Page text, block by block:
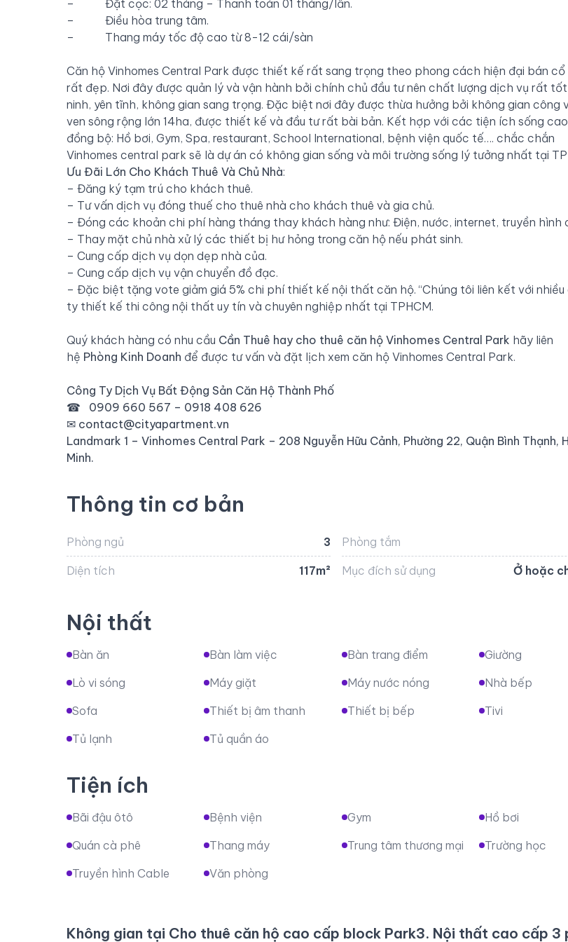
– Đặt cọc: 02 tháng – Thanh toán 01 tháng/lần.
– Điều hòa trung tâm.
– Thang máy tốc độ cao từ 8-12 cái/sàn
Căn hộ Vinhomes Central Park được thiết kế rất sang trọng theo phong cách hiện đại bán cổ
rất đẹp. Nơi đây được quản lý và vận hành bởi chính chủ đầu tư nên chất lượng dịch vụ rất
ninh, yên tĩnh, không gian sang trọng. Đặc biệt nơi đây được thừa hưởng bởi không gian công
ven sông rộng lớn 14ha, được thiết kế và đầu tư rất bài bản. Kết hợp với các tiện ích sống
đồng bộ: Hồ bơi, Gym, Spa, restaurant, School International, bệnh viện quốc tế…. chắc chắn
Vinhomes central park sẽ là dự án có không gian sống và môi trường sống lý tưởng nhất tại
Ưu Đãi Lớn Cho Khách Thuê Và Chủ Nhà:
– Đăng ký tạm trú cho khách thuê.
– Tư vấn dịch vụ đóng thuế cho thuê nhà cho khách thuê và gia chủ.
– Đóng các khoản chi phí hàng tháng thay khách hàng như: Điện, nước, internet, truyền hình
– Thay mặt chủ nhà xử lý các thiết bị hư hỏng trong căn hộ nếu phát sinh.
– Cung cấp dịch vụ dọn dẹp nhà của.
– Cung cấp dịch vụ vận chuyển đồ đạc.
– Đặc biệt tặng vote giảm giá 5% chi phí thiết kế nội thất căn hộ. “Chúng tôi liên kết với nhiều
ty thiết kế thi công nội thất uy tín và chuyên nghiệp nhất tại TPHCM.
Quý khách hàng có nhu cầu Cần Thuê hay cho thuê căn hộ Vinhomes Central Park hãy liên
hệ Phòng Kinh Doanh để được tư vấn và đặt lịch xem căn hộ Vinhomes Central Park.
Công Ty Dịch Vụ Bất Động Sản Căn Hộ Thành Phố
☎
0909 660 567 – 0918 408 626
✉ contact@cityapartment.vn
Landmark 1 – Vinhomes Central Park – 208 Nguyễn Hữu Cảnh, Phường 22, Quận Bình Thạnh,
Minh.
Thông tin cơ bản
Phòng ngủ 3 Phòng tắm
Diện tích 117m² Mục đích sử dụng Ở hoặc
Nội thất
Bàn ăn Bàn làm việc Bàn trang điểm
Giường
Lò vi sóng
Máy giặt Máy nước nóng
Nhà bếp
Sofa
Thiết bị âm thanh Thiết bị bếp
Tivi
Tủ lạnh
Tủ quần áo
Tiện ích
Bãi đậu ôtô Bệnh viện Gym
Hồ bơi
Quán cà phê
Thang máy Trung tâm thương mại
Trường học
Truyền hình Cable
Văn phòng
Không gian tại Cho thuê căn hộ cao cấp block Park3. Nội thất cao cấp 3